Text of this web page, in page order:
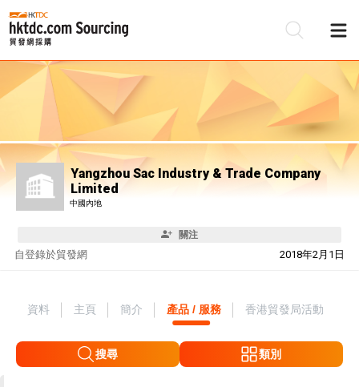
Yangzhou Sac Industry & Trade Company
Limited
中國內地
關注
自 2018年2月1日
登錄於貿發網
資料 主頁 簡介 產品 / 服務 香港貿發局活動
搜尋 類別